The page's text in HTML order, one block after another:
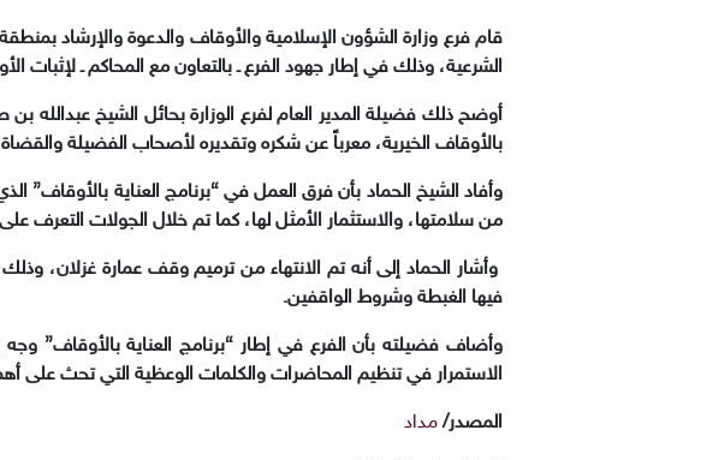
الشرعية، وذلك في إطار جهود الفرع ـ بالتعاون مع المحاكم ـ لإثبات
أوضح ذلك فضيلة المدير العام لفرع الوزارة بحائل الشيخ عبدالله
بالأوقاف الخيرية، معرباً عن شكره وتقديره لأصحاب الفضيلة
وأفاد الشيخ الحماد بأن فرق العمل في “برنامج العناية بالأوقاف”
من سلامتها، والاستثمار الأمثل لها، كما تم خلال الجولات
وأشار الحماد إلى أنه تم الانتهاء من ترميم وقف عمارة غزلان،
فيها الغبطة وشروط الواقفين.
وأضاف فضيلته بأن الفرع في إطار “برنامج العناية بالأوقاف” وجه
الاستمرار في تنظيم المحاضرات والكلمات الوعظية التي تحث على
المصدر/مداد